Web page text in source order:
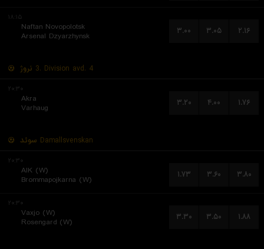
۱۸:۱۵
Naftan Novopolotsk
Arsenal Dzyarzhynsk
۳.۰۰ ۳.۰۵ ۲.۱۶
نروژ 3. Division avd. 4
۲۰:۳۰
Akra
Varhaug
۳.۲۰ ۴.۰۰ ۱.۷۶
سوئد Damallsvenskan
۲۰:۳۰
AIK (W)
Brommapojkarna (W)
۱.۷۳ ۳.۶۰ ۳.۸۰
۲۰:۳۰
Vaxjo (W)
Rosengard (W)
۳.۳۰ ۳.۵۰ ۱.۸۸